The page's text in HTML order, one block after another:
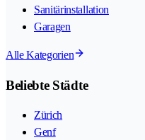
Sanitärinstallation
Garagen
Alle Kategorien
Beliebte Städte
Zürich
Genf